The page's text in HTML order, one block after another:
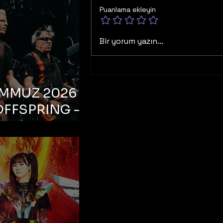
Puanlama ekleyin
Bir yorum yazın...
2026 –
–
Life Park